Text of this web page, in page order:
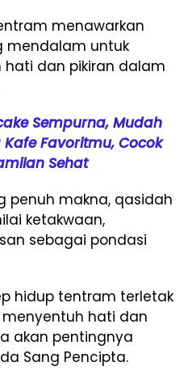
menawarkan
mendalam untuk
dan pikiran dalam
Sempurna, Mudah
Favoritmu, Cocok
Sehat
penuh makna, qasidah
ketakwaan,
sebagai pondasi
hidup tentram terletak
hati dan
akan pentingnya
Sang Pencipta.